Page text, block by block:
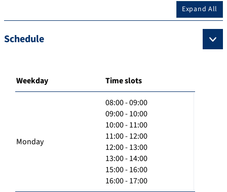
Expand All
Schedule
Weekday Time slots
Monday
08:00 - 09:00
09:00 - 10:00
10:00 - 11:00
11:00 - 12:00
12:00 - 13:00
13:00 - 14:00
15:00 - 16:00
16:00 - 17:00